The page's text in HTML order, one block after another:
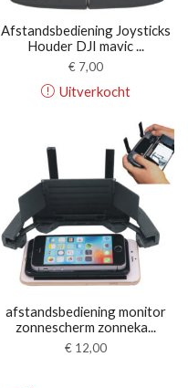
Afstandsbediening Joysticks
Houder DJI mavic ...
€ 7,00
Uitverkocht
afstandsbediening monitor
zonnescherm zonneka...
€ 12,00